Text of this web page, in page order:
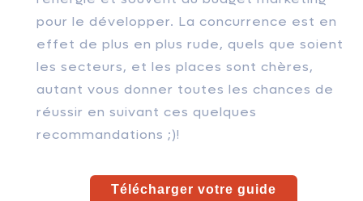
pour le développer. La concurrence est en
effet de plus en plus rude, quels que soient
les secteurs, et les places sont chères,
autant vous donner toutes les chances de
réussir en suivant ces quelques
recommandations ;)!
Télécharger votre guide